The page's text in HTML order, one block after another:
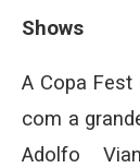
Shows
A Copa
com a
Adolfo